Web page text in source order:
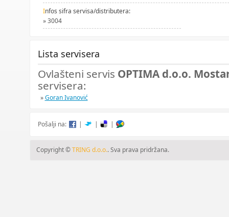
Infos sifra servisa/distributera:
» 3004
Lista servisera
Ovlašteni servis OPTIMA d.o.o.
servisera:
»Goran Ivanović
Pošalji na: | | |
Copyright ©TRING d.o.o.. Sva prava pridržana.